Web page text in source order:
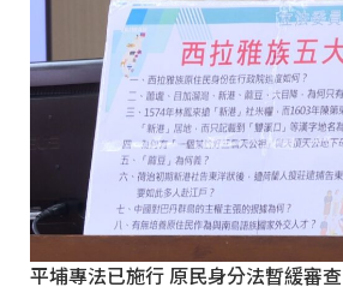
平埔專法已施行 原民身分法暫緩審查